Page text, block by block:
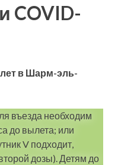
COVID-
в Шарм-эль-
въезда необходим
до вылета; или
V подходит,
дозы). Детям до